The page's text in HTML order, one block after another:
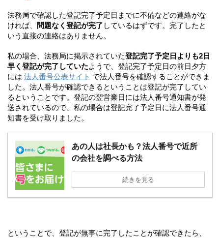
法務局で確認した登記完了予定日までに不備などの連絡がな
ければ、
問題なく登記が完了 しているはずです。完了したと
いう直接の連絡はありません。
私の場合、法務局に掲示されていた登記完了予定日よりも2日
早く登記が完了していたようで、登記完了予定日の前日夕方
には 法人番号公表サイト で法人番号を確認することができま
した。法人番号が確認できるということは登記が完了してい
るということです。登記の翌営業日には法人番号通知書が発
送されているので、私の場合は登記完了予定日に法人番号通
知書を受け取りました。
あの人は社長かも？法人番号で近所
の会社を調べる方法
続きを見る
ということで、登記が無事に完了したことが確認できたら、